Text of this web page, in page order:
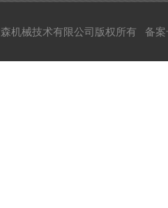
机械技术有限公司版权所有 备案